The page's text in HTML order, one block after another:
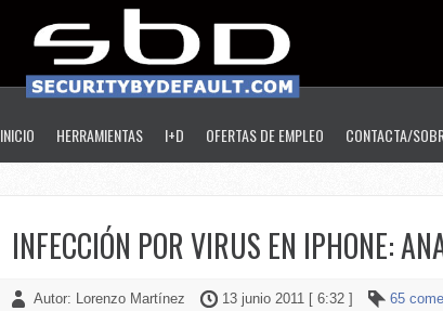
INICIO HERRAMIENTAS I+D OFERTAS DE EMPLEO CONTACTA/
INFECCIÓN POR VIRUS EN IPHONE:
Autor: Lorenzo Martínez 13 junio 2011 [ 6:32 ] 65